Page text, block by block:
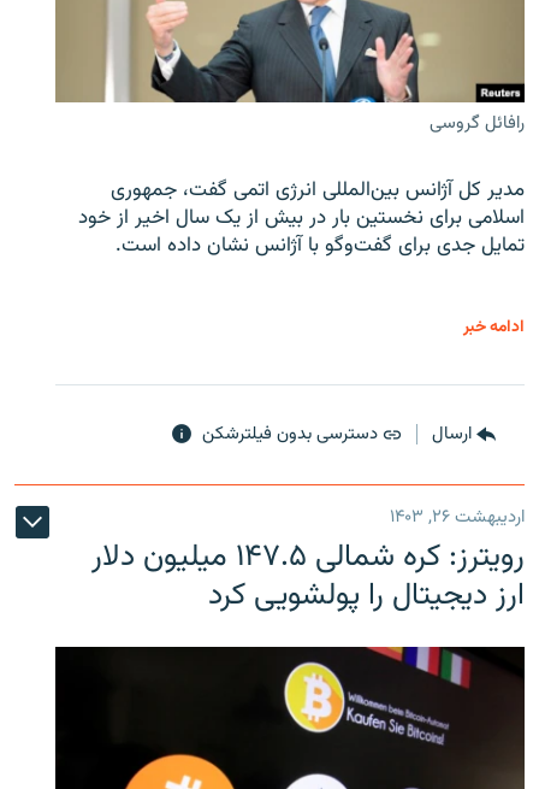
رافائل گروسی
مدیر کل آژانس بین‌المللی انرژی اتمی گفت، جمهوری
اسلامی برای نخستین بار در بیش از یک سال اخیر از خود
تمایل جدی برای گفت‌وگو با آژانس نشان داده است.
ادامه خبر
ارسال دسترسی بدون فیلترشکن
اردیبهشت ۲۶, ۱۴۰۳
رویترز: کره شمالی ۱۴۷.۵ میلیون دلار
ارز دیجیتال را پولشویی کرد